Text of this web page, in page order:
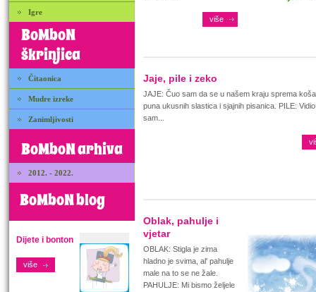
Igre
BoMboN
škrinjica
Čitaonica
Mudre izreke
Zanimljivosti
BoMboN arhiva
2012. - 2022.
BoMboN blog
Dijete i bonton
više
više
Jaje, pile i zeko
JAJE: Čuo sam da se u našem kraju sprema
puna ukusnih slastica i sjajnih pisanica. PILE: Vidio
sam...
Oblak, pahulje i
vjetar
OBLAK: Stigla je zima
hladno je svima, al' pahulje
male na to se ne žale.
PAHULJE: Mi bismo željele